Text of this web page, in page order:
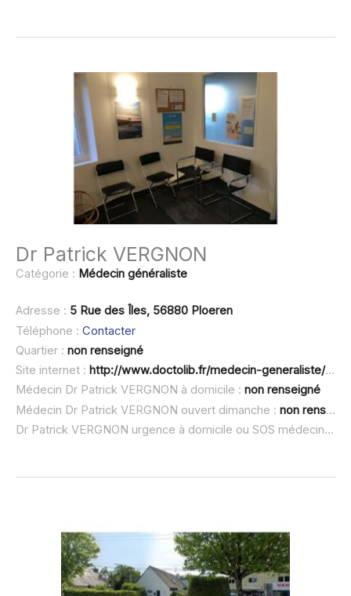
Dr Patrick VERGNON
Catégorie : Médecin généraliste
Adresse : 5 Rue des Îles, 56880 Ploeren
Téléphone : Contacter
Quartier : non renseigné
Site internet : http://www.doctolib.fr/medecin-generaliste/ploeren/patrick-vergnon
Médecin Dr Patrick VERGNON à domicile : non renseigné
Médecin Dr Patrick VERGNON ouvert dimanche : non renseigné
Dr Patrick VERGNON urgence à domicile ou SOS médecin :